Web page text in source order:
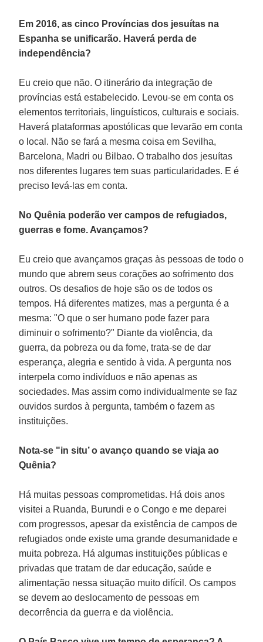
Em 2016, as cinco Províncias dos jesuítas na
Espanha se unificarão. Haverá perda de
independência?
Eu creio que não. O itinerário da integração de
províncias está estabelecido. Levou-se em conta os
elementos territoriais, linguísticos, culturais e sociais.
Haverá plataformas apostólicas que levarão em conta
o local. Não se fará a mesma coisa em Sevilha,
Barcelona, Madri ou Bilbao. O trabalho dos jesuítas
nos diferentes lugares tem suas particularidades. E é
preciso levá-las em conta.
No Quênia poderão ver campos de refugiados,
guerras e fome. Avançamos?
Eu creio que avançamos graças às pessoas de todo o
mundo que abrem seus corações ao sofrimento dos
outros. Os desafios de hoje são os de todos os
tempos. Há diferentes matizes, mas a pergunta é a
mesma: "O que o ser humano pode fazer para
diminuir o sofrimento?" Diante da violência, da
guerra, da pobreza ou da fome, trata-se de dar
esperança, alegria e sentido à vida. A pergunta nos
interpela como indivíduos e não apenas as
sociedades. Mas assim como individualmente se faz
ouvidos surdos à pergunta, também o fazem as
instituições.
Nota-se "in situ’ o avanço quando se viaja ao
Quênia?
Há muitas pessoas comprometidas. Há dois anos
visitei a Ruanda, Burundi e o Congo e me deparei
com progressos, apesar da existência de campos de
refugiados onde existe uma grande desumanidade e
muita pobreza. Há algumas instituições públicas e
privadas que tratam de dar educação, saúde e
alimentação nessa situação muito difícil. Os campos
se devem ao deslocamento de pessoas em
decorrência da guerra e da violência.